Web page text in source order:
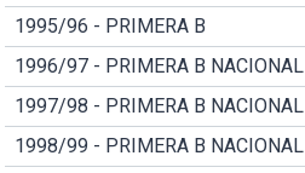
1995/96 - PRIMERA B
1996/97 - PRIMERA B NACIONAL
1997/98 - PRIMERA B NACIONAL
1998/99 - PRIMERA B NACIONAL